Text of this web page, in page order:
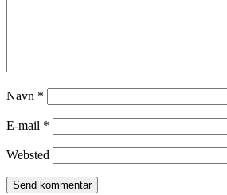
Navn *
E-mail *
Websted